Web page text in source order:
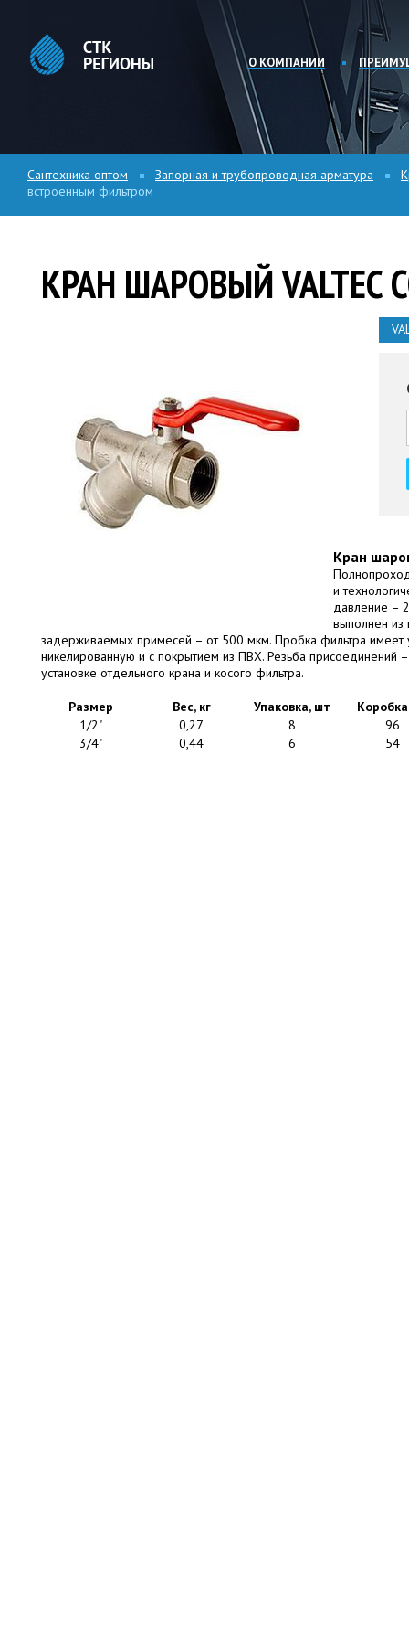
О КОМПАНИИ
Сантехника оптом Запорная и трубопроводная арматура
встроенным фильтром
КРАН ШАРОВЫЙ
Кран
и
давление –
выполнен из
задерживаемых примесей – от 500 мкм. Пробка фильтра имеет
никелированную и с покрытием из ПВХ. Резьба
установке отдельного крана и косого фильтра.
Размер Вес, кг Упаковка, шт
1/2"
0,27 8
96
3/4"
0,44 6 54